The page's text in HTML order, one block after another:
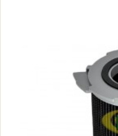
LG V-C7141NTR
LG V-C7141NTR.*